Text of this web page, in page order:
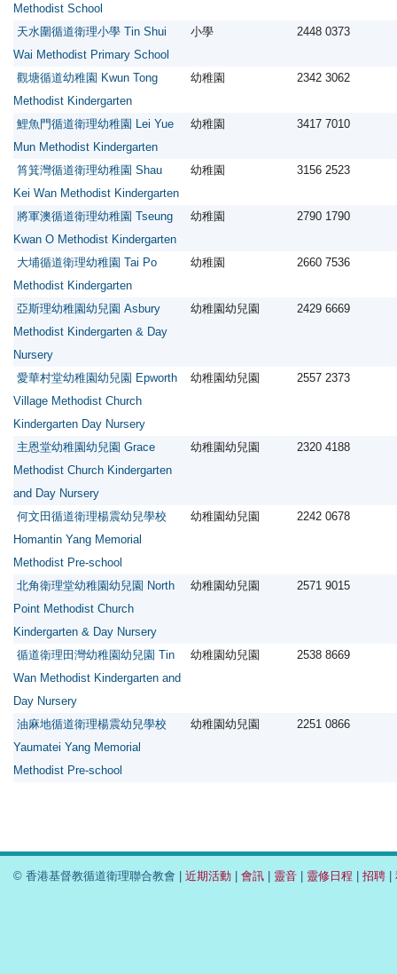
Methodist School
天水圍循道衛理小學 Tin Shui
Wai Methodist Primary School
小學 2448 0373
觀塘循道幼稚園 Kwun Tong
Methodist Kindergarten
幼稚園 2342 3062
鯉魚門循道衛理幼稚園 Lei Yue
Mun Methodist Kindergarten
幼稚園 3417 7010
筲箕灣循道衛理幼稚園 Shau
Kei Wan Methodist Kindergarten
幼稚園 3156 2523
將軍澳循道衛理幼稚園 Tseung
Kwan O Methodist Kindergarten
幼稚園 2790 1790
大埔循道衛理幼稚園 Tai Po
Methodist Kindergarten
幼稚園 2660 7536
亞斯理幼稚園幼兒園 Asbury
Methodist Kindergarten & Day
Nursery
幼稚園幼兒園 2429 6669
愛華村堂幼稚園幼兒園 Epworth
Village Methodist Church
Kindergarten Day Nursery
幼稚園幼兒園 2557 2373
主恩堂幼稚園幼兒園 Grace
Methodist Church Kindergarten
and Day Nursery
幼稚園幼兒園 2320 4188
何文田循道衛理楊震幼兒學校
Homantin Yang Memorial
Methodist Pre-school
幼稚園幼兒園 2242 0678
北角衛理堂幼稚園幼兒園 North
Point Methodist Church
Kindergarten & Day Nursery
幼稚園幼兒園 2571 9015
循道衛理田灣幼稚園幼兒園 Tin
Wan Methodist Kindergarten and
Day Nursery
幼稚園幼兒園 2538 8669
油麻地循道衛理楊震幼兒學校
Yaumatei Yang Memorial
Methodist Pre-school
幼稚園幼兒園 2251 0866
© 香港基督教循道衛理聯合教會 | 近期活動 | 會訊 | 靈音 | 靈修日程 | 招聘 |